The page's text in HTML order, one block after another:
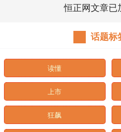
恒正网文章已
话题标
读懂
上市
狂飙